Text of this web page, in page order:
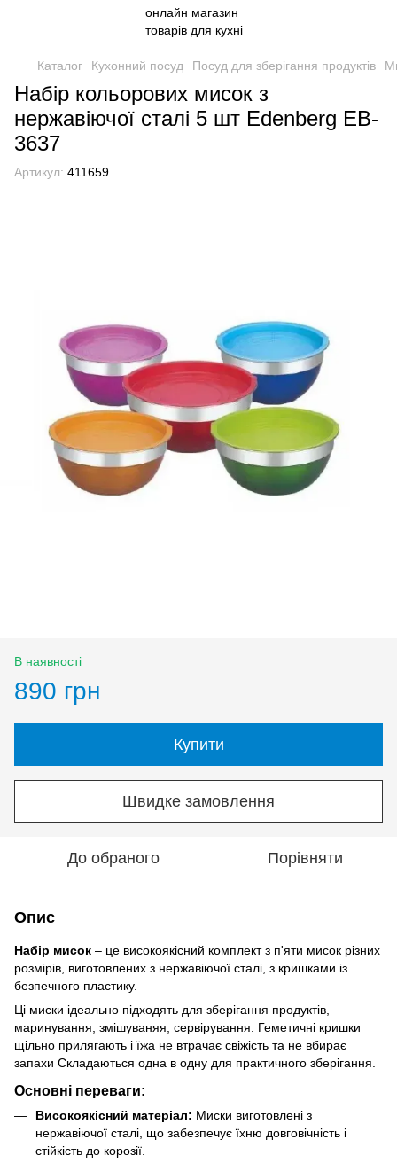
Каталог Кухонний посуд Посуд для зберігання продуктів
Набір кольорових мисок з
нержавіючої сталі 5 шт Edenberg EB-
3637
Артикул: 411659
В наявності
890 грн
Купити
Швидке замовлення
До обраного Порівняти
Опис
Набір мисок – це високоякісний комплект з п'яти мисок різних
розмірів, виготовлених з нержавіючої сталі, з кришками із
безпечного пластику.
Ці миски ідеально підходять для зберігання продуктів,
маринування, змішуваняя, сервірування. Геметичні кришки
щільно прилягають і їжа не втрачає свіжість та не вбирає
запахи Складаються одна в одну для практичного зберігання.
Основні переваги:
Високоякісний матеріал: Миски виготовлені з
нержавіючої сталі, що забезпечує їхню довговічність і
стійкість до корозії.